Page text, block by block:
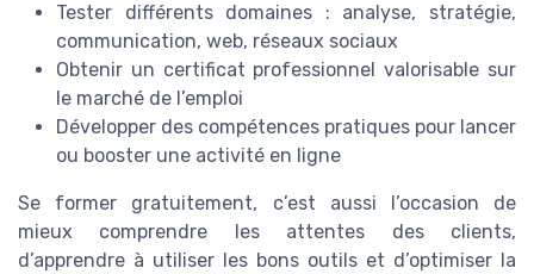
Tester différents domaines : analyse, stratégie,
communication, web, réseaux sociaux
Obtenir un certificat professionnel valorisable sur
le marché de l’emploi
Développer des compétences pratiques pour lancer
ou booster une activité en ligne
Se former gratuitement, c’est aussi l’occasion de
mieux comprendre les attentes des clients,
d’apprendre à utiliser les bons outils et d’optimiser la